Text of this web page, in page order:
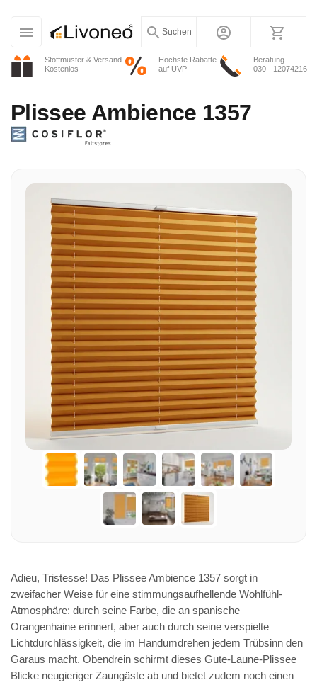
Stoffmuster & Versand
Kostenlos
Höchste Rabatte
auf UVP
Beratung
030 - 12074216
Suchen
Plissee Ambience 1357
Adieu, Tristesse! Das Plissee Ambience 1357 sorgt in
zweifacher Weise für eine stimmungsaufhellende Wohlfühl-
Atmosphäre: durch seine Farbe, die an spanische
Orangenhaine erinnert, aber auch durch seine verspielte
Lichtdurchlässigkeit, die im Handumdrehen jedem Trübsinn den
Garaus macht. Obendrein schirmt dieses Gute-Laune-Plissee
Blicke neugieriger Zaungäste ab und bietet zudem noch einen